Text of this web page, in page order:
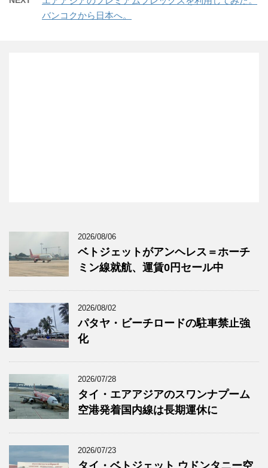
バンコクから日本へ。
2026/08/06
ベトジェットがアンヘレス＝ホーチ
ミン線就航、運賃0円セール中
2026/08/02
パタヤ・ビーチロードの駐車禁止強
化
2026/07/28
タイ・エアアジアのスワンナプーム
空港発着国内線は長期運休に
2026/07/23
タイ・ベトジェット ウドンタニー空